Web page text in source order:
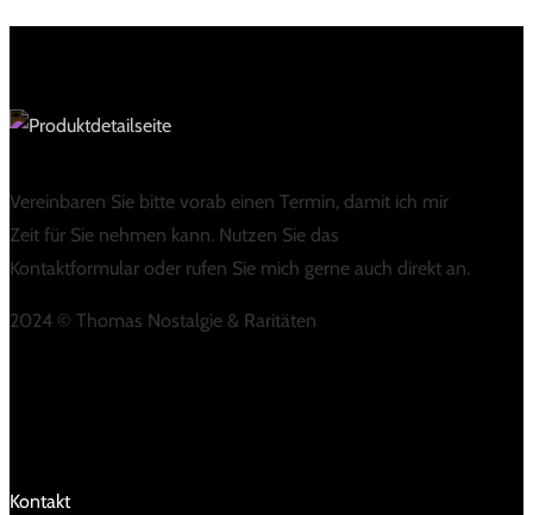
Vereinbaren Sie bitte vorab einen Termin, damit ich mir
Zeit für Sie nehmen kann. Nutzen Sie das
Kontaktformular oder rufen Sie mich gerne auch direkt an.
2024 © Thomas Nostalgie & Raritäten
Kontakt